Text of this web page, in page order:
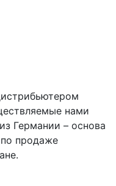
нами
Германии – основа
продаже